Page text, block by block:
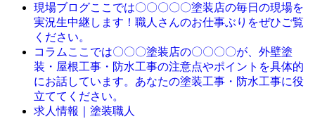
現場ブログここでは〇〇〇〇〇塗装店の毎日の現場を
実況生中継します！職人さんのお仕事ぶりをぜひご覧
ください。
コラム ここでは〇〇〇塗装店の〇〇〇〇が、外壁塗
装・屋根工事・防水工事の注意点やポイントを具体的
にお話しています。あなたの塗装工事・防水工事に役
立ててください。
求人情報｜塗装職人